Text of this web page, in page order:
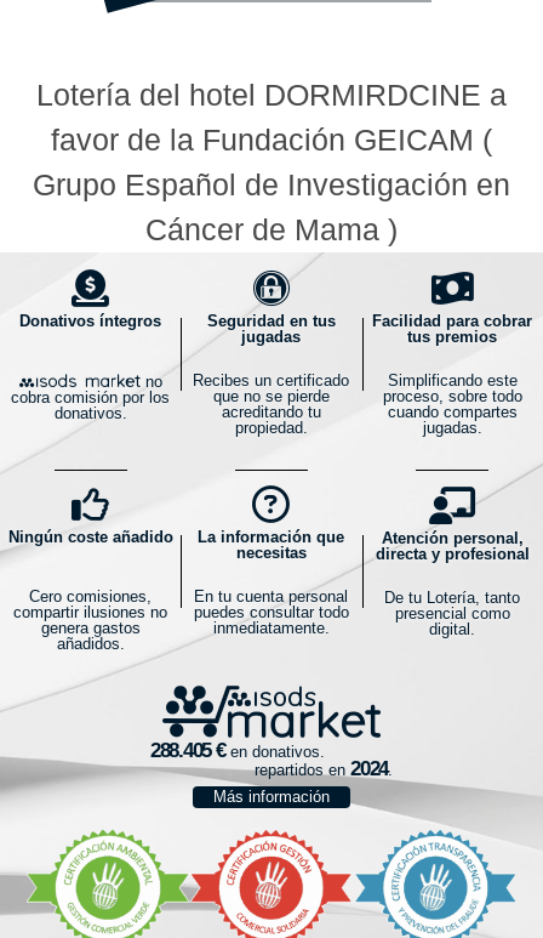
Lotería del hotel DORMIRDCINE a
favor de la Fundación GEICAM (
Grupo Español de Investigación en
Cáncer de Mama )
Donativos íntegros
no
cobra comisión por los
donativos.
Seguridad en tus
jugadas
Recibes un certificado
que no se pierde
acreditando tu
propiedad.
Facilidad para cobrar
tus premios
Simplificando este
proceso, sobre todo
cuando compartes
jugadas.
Ningún coste añadido
Cero comisiones,
compartir ilusiones no
genera gastos
añadidos.
La información que
necesitas
En tu cuenta personal
puedes consultar todo
inmediatamente.
Atención personal,
directa y profesional
De tu Lotería, tanto
presencial como
digital.
en donativos.
repartidos en
.
Más información